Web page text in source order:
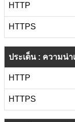
HTTP
HTTPS
ประเด็น : ความน่า
HTTP
HTTPS